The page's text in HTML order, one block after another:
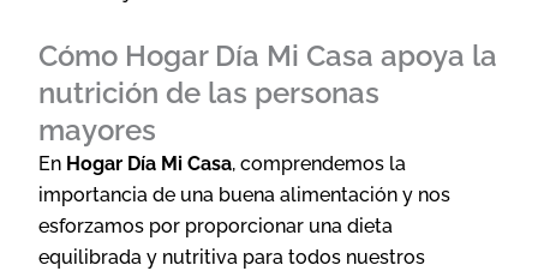
Cómo Hogar Día Mi Casa apoya la
nutrición de las personas
mayores
En Hogar Día Mi Casa, comprendemos la
importancia de una buena alimentación y nos
esforzamos por proporcionar una dieta
equilibrada y nutritiva para todos nuestros